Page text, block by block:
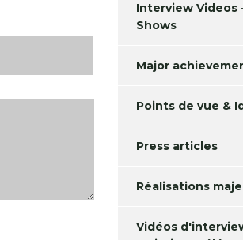
Interview Videos
Shows
Major
Points de vue &
Press articles
Réalisations
Vidéos